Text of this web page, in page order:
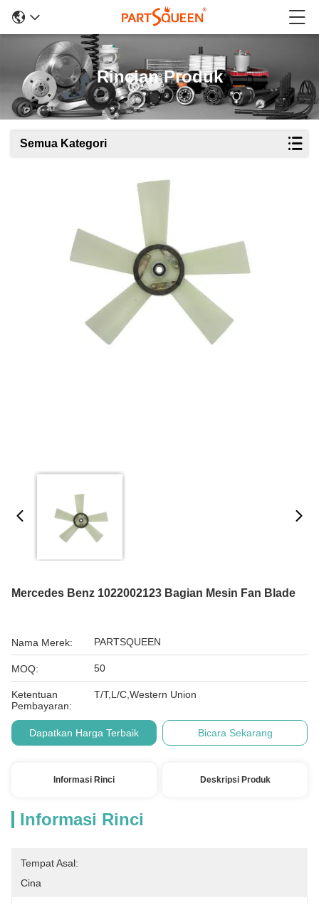
Rincian Produk
Semua Kategori
Mercedes Benz 1022002123 Bagian Mesin Fan Blade
Nama Merek: PARTSQUEEN
MOQ: 50
Ketentuan
Pembayaran:
T/T,L/C,Western Union
Dapatkan Harga Terbaik Bicara Sekarang
Informasi Rinci Deskripsi Produk
Informasi Rinci
Tempat Asal:
Cina